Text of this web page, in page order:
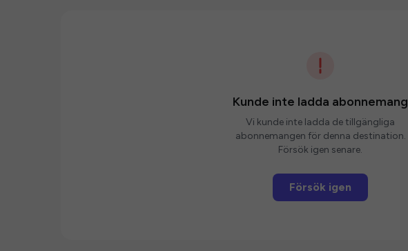
Kunde inte ladda abonnemang
Vi kunde inte ladda de tillgängliga
abonnemangen för denna destination.
Försök igen senare.
Försök igen